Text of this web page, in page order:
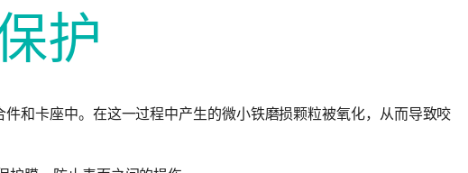
护
和卡座中。在这一过程中产生的微小铁磨损颗粒被氧化，从而导致咬